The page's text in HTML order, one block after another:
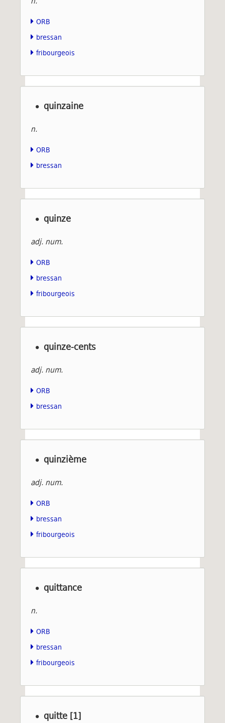
ORB
bressan
fribourgeois
quinzaine
n.
ORB
bressan
quinze
adj. num.
ORB
bressan
fribourgeois
quinze-cents
adj. num.
ORB
bressan
quinzième
adj. num.
ORB
bressan
fribourgeois
quittance
n.
ORB
bressan
fribourgeois
quitte [1]